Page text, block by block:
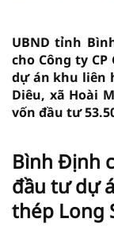
UBND tỉnh
cho Công ty
dự án khu liên
Diêu, xã Hoài
vốn đầu tư
Bình Định
đầu tư dự
thép Long